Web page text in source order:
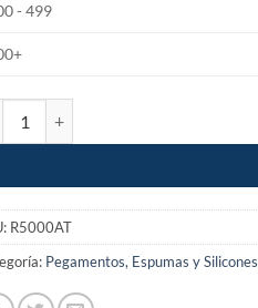
- 499
R5000AT
Pegamentos, Espumas y Silicones